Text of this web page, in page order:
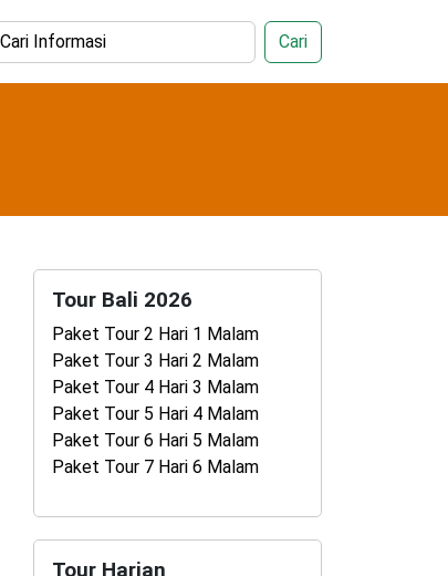
Cari
Tour Bali 2026
Paket Tour 2 Hari 1 Malam
Paket Tour 3 Hari 2 Malam
Paket Tour 4 Hari 3 Malam
Paket Tour 5 Hari 4 Malam
Paket Tour 6 Hari 5 Malam
Paket Tour 7 Hari 6 Malam
Tour Harian